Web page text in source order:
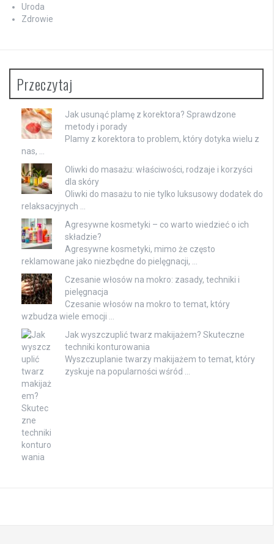
Uroda
Zdrowie
Przeczytaj
Jak usunąć plamę z korektora? Sprawdzone
metody i porady
Plamy z korektora to problem, który dotyka wielu z
nas, …
Oliwki do masażu: właściwości, rodzaje i korzyści
dla skóry
Oliwki do masażu to nie tylko luksusowy dodatek do
relaksacyjnych …
Agresywne kosmetyki – co warto wiedzieć o ich
składzie?
Agresywne kosmetyki, mimo że często
reklamowane jako niezbędne do pielęgnacji, …
Czesanie włosów na mokro: zasady, techniki i
pielęgnacja
Czesanie włosów na mokro to temat, który
wzbudza wiele emocji …
Jak wyszczuplić twarz makijażem? Skuteczne
techniki konturowania
Wyszczuplanie twarzy makijażem to temat, który
zyskuje na popularności wśród …